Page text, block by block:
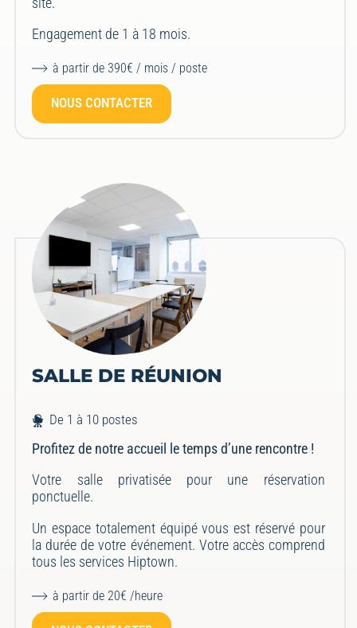
Engagement de 1 à 18 mois.
à partir de 390€ / mois / poste
NOUS CONTACTER
SALLE DE RÉUNION
De 1 à 10 postes
Profitez de notre accueil le temps d’une rencontre !
Votre salle privatisée pour une réservation
ponctuelle.
Un espace totalement équipé vous est réservé pour
la durée de votre événement. Votre accès comprend
tous les services Hiptown.
à partir de 20€ /heure